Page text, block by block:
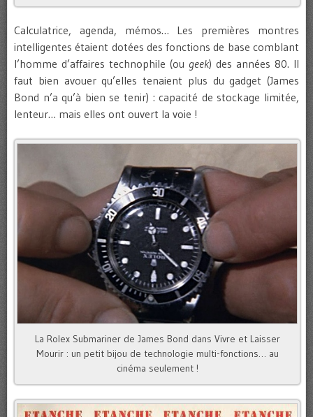
Calculatrice, agenda, mémos… Les premières montres
intelligentes étaient dotées des fonctions de base comblant
l’homme d’affaires technophile (ou geek) des années 80. Il
faut bien avouer qu’elles tenaient plus du gadget (James
Bond n’a qu’à bien se tenir) : capacité de stockage limitée,
lenteur… mais elles ont ouvert la voie !
La Rolex Submariner de James Bond dans Vivre et Laisser
Mourir : un petit bijou de technologie multi-fonctions… au
cinéma seulement !